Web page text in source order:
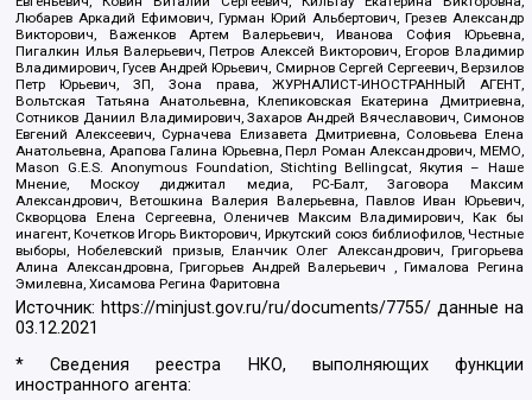
Любарев Аркадий Ефимович, Гурман Юрий Альбертович, Грезев Александр
Викторович, Важенков Артем Валерьевич, Иванова София Юрьевна,
Пигалкин Илья Валерьевич, Петров Алексей Викторович, Егоров Владимир
Владимирович, Гусев Андрей Юрьевич, Смирнов Сергей Сергеевич, Верзилов
Петр Юрьевич, ЗП, Зона права, ЖУРНАЛИСТ-ИНОСТРАННЫЙ АГЕНТ,
Вольтская Татьяна Анатольевна, Клепиковская Екатерина Дмитриевна,
Сотников Даниил Владимирович, Захаров Андрей Вячеславович, Симонов
Евгений Алексеевич, Сурначева Елизавета Дмитриевна, Соловьева Елена
Анатольевна, Арапова Галина Юрьевна, Перл Роман Александрович, МЕМО,
Mason G.E.S. Anonymous Foundation, Stichting Bellingcat, Якутия – Наше
Мнение, Москоу диджитал медиа, РС-Балт, Заговора Максим
Александрович, Ветошкина Валерия Валерьевна, Павлов Иван Юрьевич,
Скворцова Елена Сергеевна, Оленичев Максим Владимирович, Как бы
инагент, Кочетков Игорь Викторович, Иркутский союз библиофилов, Честные
выборы, Нобелевский призыв, Еланчик Олег Александрович, Григорьева
Алина Александровна, Григорьев Андрей Валерьевич , Гималова Регина
Эмилевна, Хисамова Регина Фаритовна
Источник: https://minjust.gov.ru/ru/documents/7755/ данные на
03.12.2021
* Сведения реестра НКО, выполняющих функции
иностранного агента: